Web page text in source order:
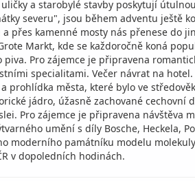
a starobylé stavby poskytují
severu", jsou během adventu ještě
přes kamenné mosty nás přenese do
Markt, kde se každoročně koná
piva. Pro zájemce je připravena
specialitami. Večer návrat na
prohlídka města, které bylo ve
jádro, úžasně zachované
Pro zájemce je připravena návštěva
umění s díly Bosche, Heckela,
moderního památníku modelu
v dopoledních hodinách.